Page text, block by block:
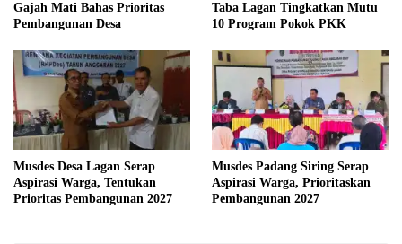
Gajah Mati Bahas Prioritas
Pembangunan Desa
Taba Lagan Tingkatkan Mutu
10 Program Pokok PKK
Musdes Desa Lagan Serap
Aspirasi Warga, Tentukan
Prioritas Pembangunan 2027
Musdes Padang Siring Serap
Aspirasi Warga, Prioritaskan
Pembangunan 2027